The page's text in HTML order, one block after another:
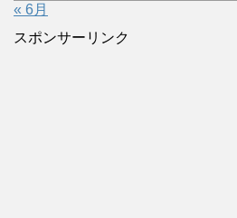
« 6月
スポンサーリンク